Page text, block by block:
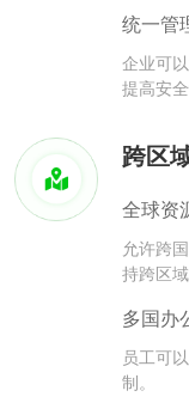
统一管
企业可
提高安
跨区
全球资
允许跨
持跨区域
多国办
员工可
制。